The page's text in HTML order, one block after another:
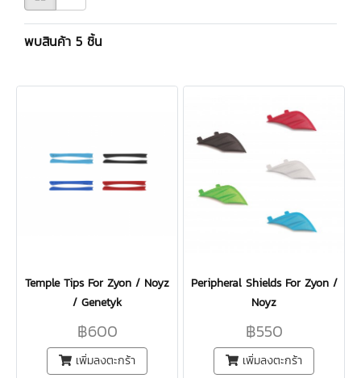
พบสินค้า 5 ชิ้น
Temple Tips For Zyon / Noyz
/ Genetyk
฿600
เพิ่มลงตะกร้า
Peripheral Shields For Zyon /
Noyz
฿550
เพิ่มลงตะกร้า